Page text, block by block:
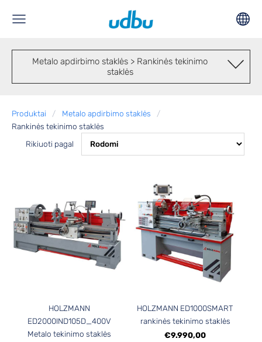
Metalo apdirbimo staklės > Rankinės tekinimo
staklės
Produktai
Metalo apdirbimo staklės
Rankinės tekinimo staklės
Rikiuoti pagal
HOLZMANN
ED2000IND105D_400V
Metalo tekinimo staklės
HOLZMANN ED1000SMART
rankinės tekinimo staklės
€9.990,00